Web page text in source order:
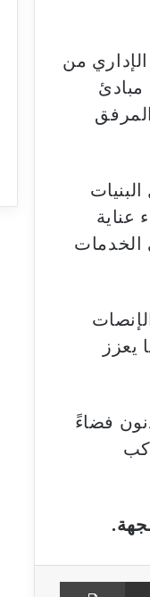
من
مبادئ
عناية
الخدمات
يعزز
فضاءً
Share via Email
Print